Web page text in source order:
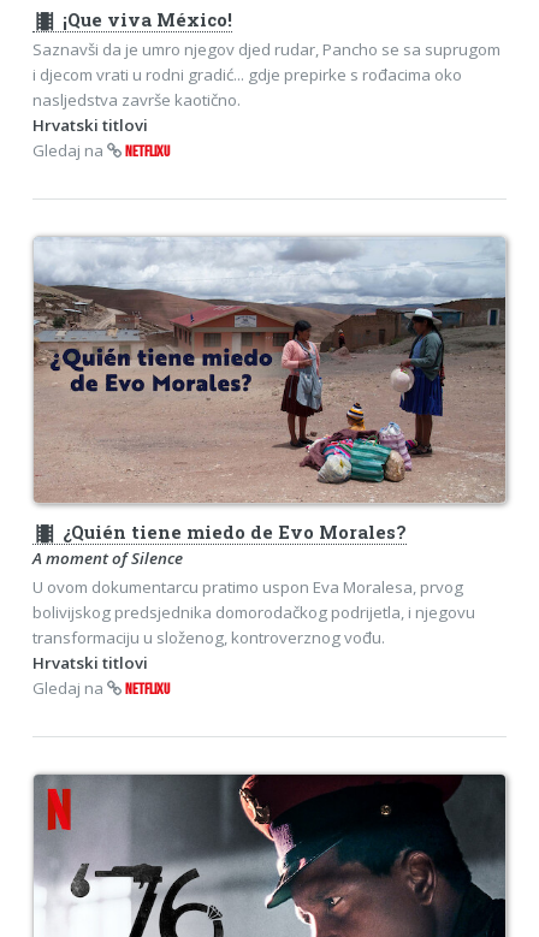
theaters ¡Que viva México!
Saznavši da je umro njegov djed rudar, Pancho se sa suprugom
i djecom vrati u rodni gradić... gdje prepirke s rođacima oko
nasljedstva završe kaotično.
Hrvatski titlovi
Gledaj na
NETFLIXU
theaters ¿Quién tiene miedo de Evo Morales?
A moment of Silence
U ovom dokumentarcu pratimo uspon Eva Moralesa, prvog
bolivijskog predsjednika domorodačkog podrijetla, i njegovu
transformaciju u složenog, kontroverznog vođu.
Hrvatski titlovi
Gledaj na
NETFLIXU